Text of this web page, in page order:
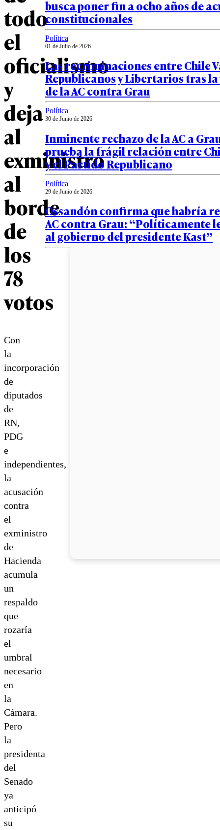
todo
el
oficialismo
y
deja
al
exministro
al
borde
de
los
78
votos
Con
la
incorporación
de
diputados
de
RN,
PDG
e
independientes,
la
acusación
contra
el
exministro
de
Hacienda
acumula
un
respaldo
que
rozaría
el
umbral
necesario
en
la
Cámara.
Pero
la
presidenta
del
Senado
ya
anticipó
su
busca poner fin a ocho años de
constitucionales
Política
01 de Julio de 2026
Las recriminaciones entre Chile
Republicanos y Libertarios tras
de la AC contra Grau
Política
30 de Junio de 2026
Inminente rechazo de la AC a
prueba la frágil relación entre
y el Partido Republicano
Política
29 de Junio de 2026
Ossandón confirma que habría
AC contra Grau: “Políticamente
al gobierno del presidente Kast”